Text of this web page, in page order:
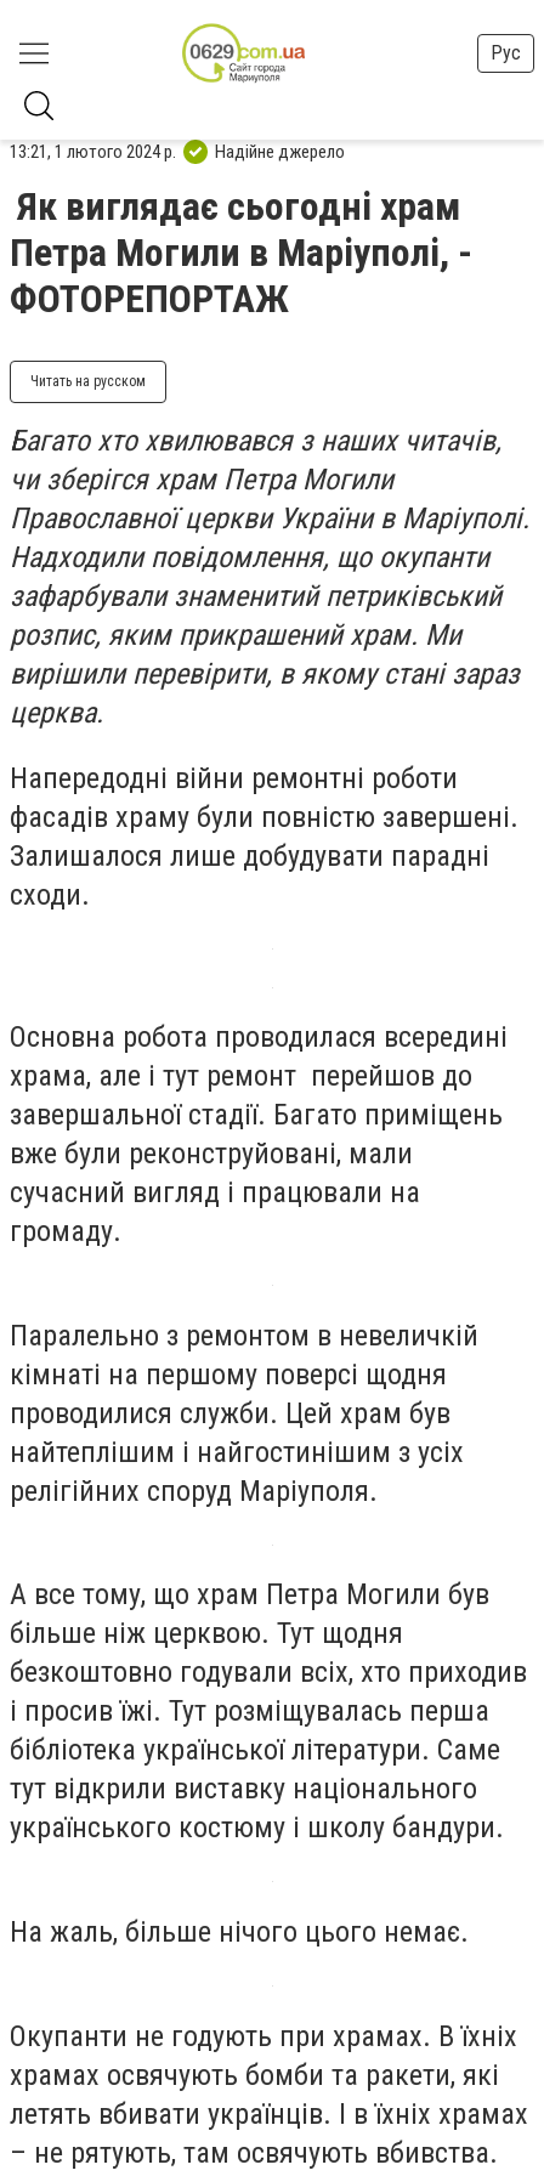
Рус
13:21, 1 лютого 2024 р. Надійне джерело
Як виглядає сьогодні храм
Петра Могили в Маріуполі, -
ФОТОРЕПОРТАЖ
Читать на русском
Багато хто хвилювався з наших читачів,
чи зберігся храм Петра Могили
Православної церкви України в Маріуполі.
Надходили повідомлення, що окупанти
зафарбували знаменитий петриківський
розпис, яким прикрашений храм. Ми
вирішили перевірити, в якому стані зараз
церква.
Напередодні війни ремонтні роботи
фасадів храму були повністю завершені.
Залишалося лише добудувати парадні
сходи.
Основна робота проводилася всередині
храма, але і тут ремонт перейшов до
завершальної стадії. Багато приміщень
вже були реконструйовані, мали
сучасний вигляд і працювали на
громаду.
Паралельно з ремонтом в невеличкій
кімнаті на першому поверсі щодня
проводилися служби. Цей храм був
найтеплішим і найгостинішим з усіх
релігійних споруд Маріуполя.
А все тому, що храм Петра Могили був
більше ніж церквою. Тут щодня
безкоштовно годували всіх, хто приходив
і просив їжі. Тут розміщувалась перша
бібліотека української літератури. Саме
тут відкрили виставку національного
українського костюму і школу бандури.
На жаль, більше нічого цього немає.
Окупанти не годують при храмах. В їхніх
храмах освячують бомби та ракети, які
летять вбивати українців. І в їхніх храмах
– не рятують, там освячують вбивства.